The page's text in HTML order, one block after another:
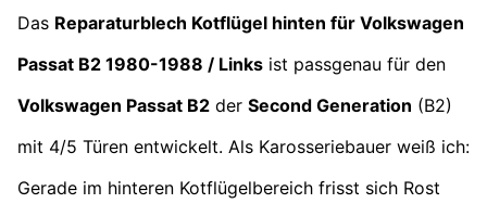
Das Reparaturblech Kotflügel hinten für Volkswagen
Passat B2 1980-1988 / Links ist passgenau für den
Volkswagen Passat B2 der Second Generation (B2)
mit 4/5 Türen entwickelt. Als Karosseriebauer weiß ich:
Gerade im hinteren Kotflügelbereich frisst sich Rost